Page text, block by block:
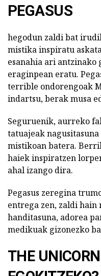
PEGASUS
hegodun zaldi bat
mistika inspiratu
esanahia ari
eraginpean eratu.
terrible ondorengoak
indartsu, berak musa
Seguruenik, aurreko
tatuajeak
mistikoan batera.
haiek inspiratzen
ahal izango dira.
Pegasus zeregina
entrega zen, zaldi hain
handitasuna, adorea
medikuak gizonezko
THE